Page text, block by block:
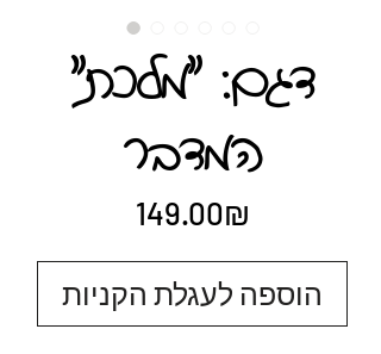
"דגם: "מלכת
המדבר
‏149.00 ‏₪
הוספה לעגלת הקניות